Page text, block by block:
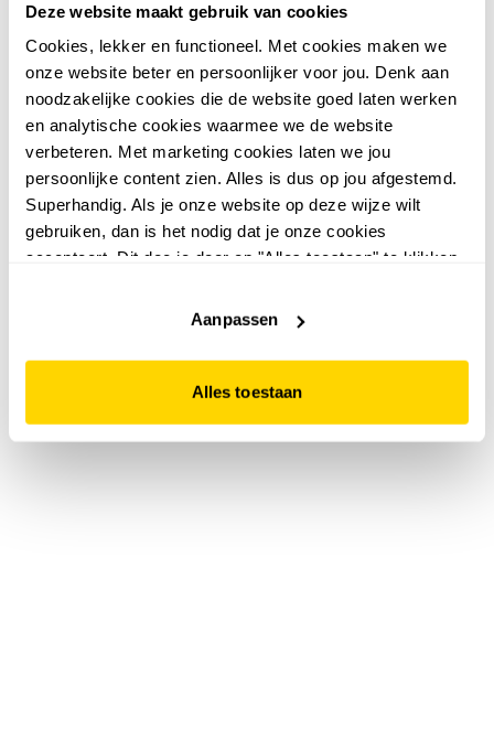
Deze website maakt gebruik van cookies
Cookies, lekker en functioneel. Met cookies maken we
onze website beter en persoonlijker voor jou. Denk aan
noodzakelijke cookies die de website goed laten werken
en analytische cookies waarmee we de website
verbeteren. Met marketing cookies laten we jou
persoonlijke content zien. Alles is dus op jou afgestemd.
Superhandig. Als je onze website op deze wijze wilt
gebruiken, dan is het nodig dat je onze cookies
accepteert. Dit doe je door op "Alles toestaan" te klikken.
website niet optimaal functioneert.
Aanpassen
Alles toestaan